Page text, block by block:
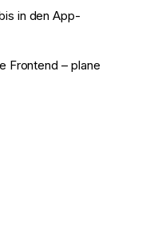
in den App-
Frontend – plane